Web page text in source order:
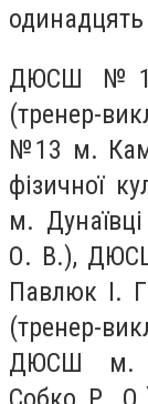
ДЮСШ №1
(тренер-
№13 м.
фізичної
м.
О. В.),
Павлюк І.
(тренер-
ДЮСШ м.